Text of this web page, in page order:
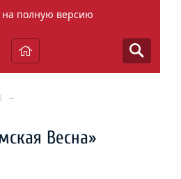
полную версию
→
Весна»